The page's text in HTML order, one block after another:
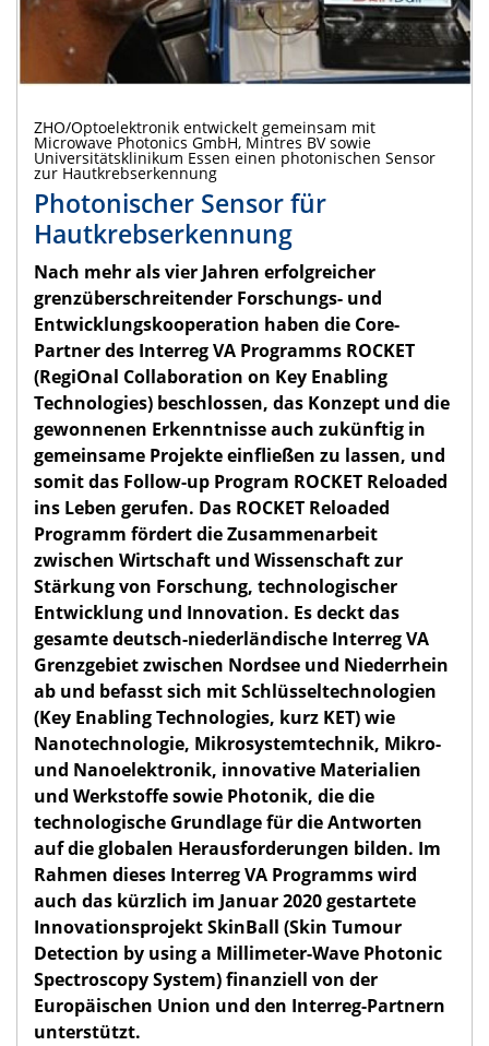
ZHO/Optoelektronik entwickelt gemeinsam mit
Microwave Photonics GmbH, Mintres BV sowie
Universitätsklinikum Essen einen photonischen Sensor
zur Hautkrebserkennung
Photonischer Sensor für
Hautkrebserkennung
Nach mehr als vier Jahren erfolgreicher
grenzüberschreitender Forschungs- und
Entwicklungskooperation haben die Core-
Partner des Interreg VA Programms ROCKET
(RegiOnal Collaboration on Key Enabling
Technologies) beschlossen, das Konzept und die
gewonnenen Erkenntnisse auch zukünftig in
gemeinsame Projekte einfließen zu lassen, und
somit das Follow-up Program ROCKET Reloaded
ins Leben gerufen. Das ROCKET Reloaded
Programm fördert die Zusammenarbeit
zwischen Wirtschaft und Wissenschaft zur
Stärkung von Forschung, technologischer
Entwicklung und Innovation. Es deckt das
gesamte deutsch-niederländische Interreg VA
Grenzgebiet zwischen Nordsee und Niederrhein
ab und befasst sich mit Schlüsseltechnologien
(Key Enabling Technologies, kurz KET) wie
Nanotechnologie, Mikrosystemtechnik, Mikro-
und Nanoelektronik, innovative Materialien
und Werkstoffe sowie Photonik, die die
technologische Grundlage für die Antworten
auf die globalen Herausforderungen bilden. Im
Rahmen dieses Interreg VA Programms wird
auch das kürzlich im Januar 2020 gestartete
Innovationsprojekt SkinBall (Skin Tumour
Detection by using a Millimeter-Wave Photonic
Spectroscopy System) finanziell von der
Europäischen Union und den Interreg-Partnern
unterstützt.